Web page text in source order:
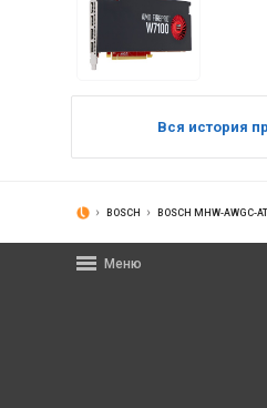
Вся история
BOSCH BOSCH MHW-AWGC-
Меню